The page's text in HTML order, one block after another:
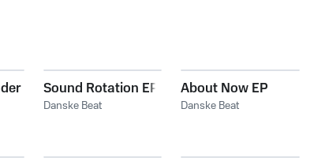
Sound Rotation EP
Danske Beat
About Now EP
Danske Beat